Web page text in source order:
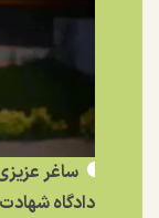
ساغر
دادگاه